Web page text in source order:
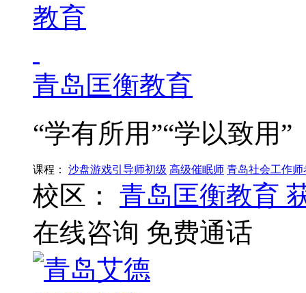
青岛匡衡教育
“学有所用”“学以致用”
课程： 沙盘游戏引导师初级 高级催眠师 青岛社会工作
校区： 青岛匡衡教育
在线咨询 免费通话